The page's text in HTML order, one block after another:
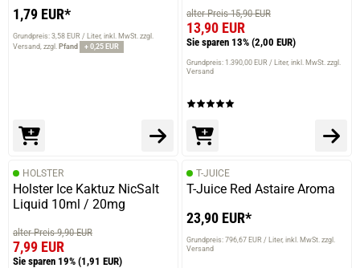
1,79 EUR*
Grundpreis: 3,58 EUR / Liter inkl. MwSt. zzgl.
Versand zzgl. Pfand + 0,25 EUR
alter Preis 15,90 EUR
13,90 EUR
Sie sparen 13% (2,00 EUR)
Grundpreis: 1.390,00 EUR / Liter inkl. MwSt. zzgl.
Versand
HOLSTER
Holster Ice Kaktuz NicSalt
Liquid 10ml / 20mg
alter Preis 9,90 EUR
7,99 EUR
Sie sparen 19% (1,91 EUR)
T-JUICE
T-Juice Red Astaire Aroma
23,90 EUR*
Grundpreis: 796,67 EUR / Liter inkl. MwSt. zzgl.
Versand